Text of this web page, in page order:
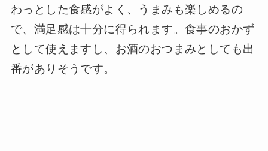
わっとした食感がよく、うまみも楽しめるの
で、満足感は十分に得られます。食事のおかず
として使えますし、お酒のおつまみとしても出
番がありそうです。